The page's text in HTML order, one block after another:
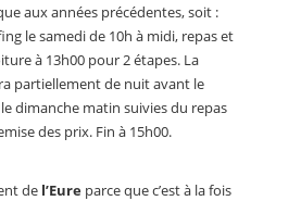
aux années précédentes, soit :
le samedi de 10h à midi, repas et
à 13h00 pour 2 étapes. La
partiellement de nuit avant le
dimanche matin suivies du repas
des prix. Fin à 15h00.
de l’Eure parce que c’est à la fois